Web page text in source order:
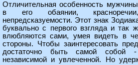
Отличительная особенность
в его обаянии,
непредсказуемости. Этот знак
буквально с первого взгляда и так
влюбляются сами, умея видеть в
стороны. Чтобы заинтересовать
достаточно быть самой собой -
независимой и увлеченной. Но